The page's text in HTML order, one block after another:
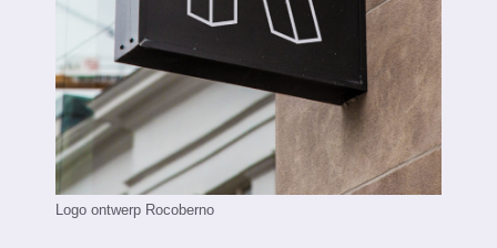
Logo ontwerp Rocoberno